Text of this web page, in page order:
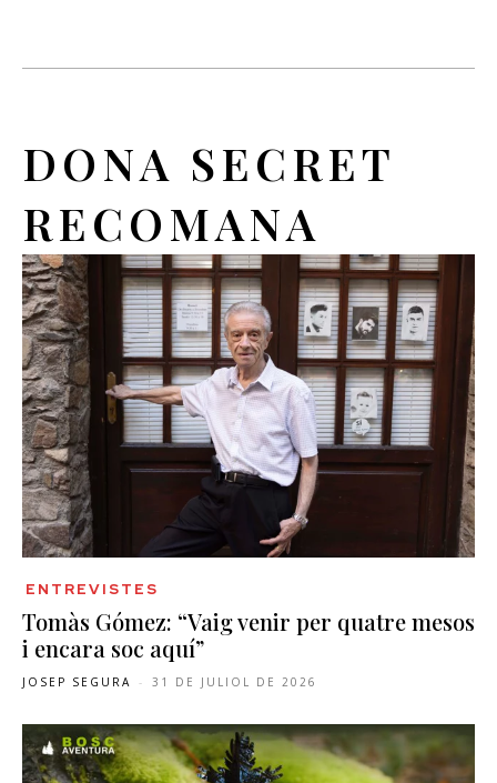
DONA SECRET
RECOMANA
ENTREVISTES
Tomàs Gómez: “Vaig venir per quatre mesos
i encara soc aquí”
JOSEP SEGURA - 31 DE JULIOL DE 2026